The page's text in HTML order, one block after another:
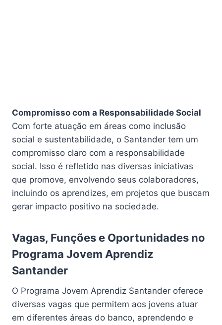
Compromisso com a Responsabilidade Social
Com forte atuação em áreas como inclusão
social e sustentabilidade, o Santander tem um
compromisso claro com a responsabilidade
social. Isso é refletido nas diversas iniciativas
que promove, envolvendo seus colaboradores,
incluindo os aprendizes, em projetos que buscam
gerar impacto positivo na sociedade.
Vagas, Funções e Oportunidades no
Programa Jovem Aprendiz
Santander
O Programa Jovem Aprendiz Santander oferece
diversas vagas que permitem aos jovens atuar
em diferentes áreas do banco, aprendendo e